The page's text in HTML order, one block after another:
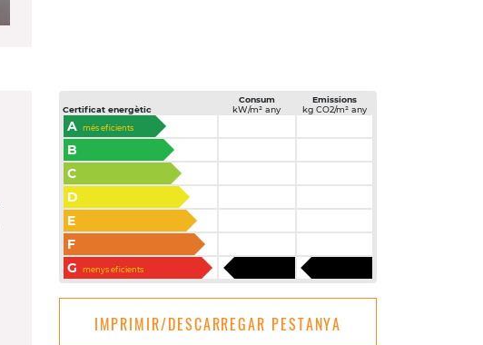
Certificat energètic
Consum
kW/m² any
Emissions
kg CO2/m² any
A més eficients
B
C
D
E
F
G
menys eficients
IMPRIMIR/DESCARREGAR PESTANYA